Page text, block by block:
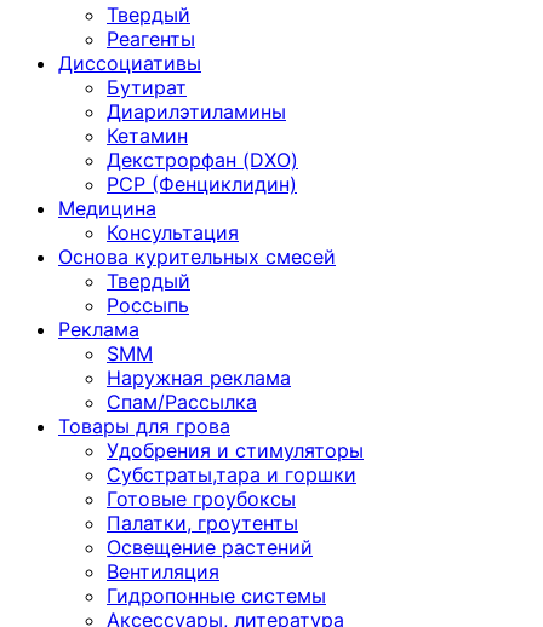
Твердый
Реагенты
Диссоциативы
Бутират
Диарилэтиламины
Кетамин
Декстрорфан (DXO)
PCP (Фенциклидин)
Медицина
Консультация
Основа курительных смесей
Твердый
Россыпь
Реклама
SMM
Наружная реклама
Спам/Рассылка
Товары для грова
Удобрения и стимуляторы
Субстраты,тара и горшки
Готовые гроубоксы
Палатки, гроутенты
Освещение растений
Вентиляция
Гидропонные системы
Аксессуары, литература